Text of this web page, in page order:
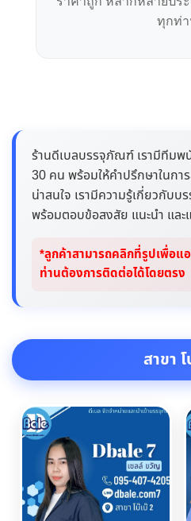
ทุกท่
ร้านดีเบลบรรจุภัณฑ์ เรามีทีม
30 คน พร้อมให้คำปรึกษาในกา
น่าสนใจ เรามีความรู้เกี่ยวกับ
พร้อมตอบข้อสงสัย แนะนำ แล
*ลูกค้าสามารถคลิกที่รูปเพื่อแ
ท่านต้องการติดต่อได้โดยตรง
สาขา